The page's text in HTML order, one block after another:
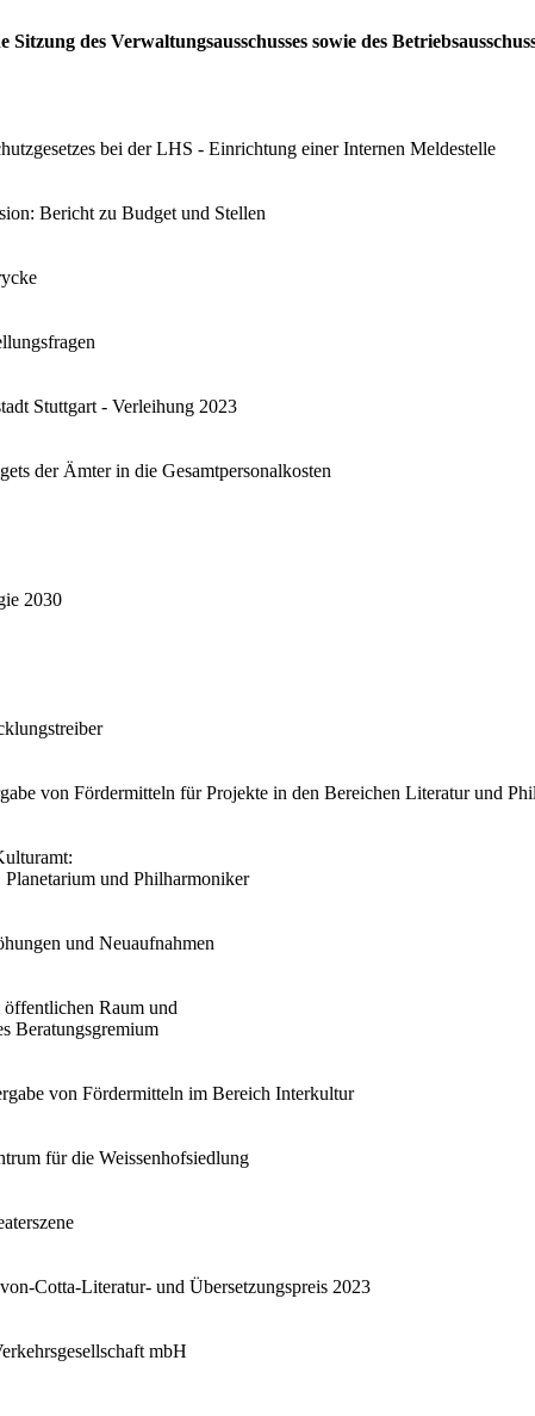
des Verwaltungsausschusses sowie des
bei der LHS - Einrichtung einer Internen Meldestelle
Bericht zu Budget und Stellen
Stuttgart - Verleihung 2023
der Ämter in die Gesamtpersonalkosten
2030
von Fördermitteln für Projekte in den Bereichen Literatur und
und Philharmoniker
und Neuaufnahmen
Raum und
Beratungsgremium
von Fördermitteln im Bereich Interkultur
für die Weissenhofsiedlung
Cotta-Literatur- und Übersetzungspreis 2023
mbH